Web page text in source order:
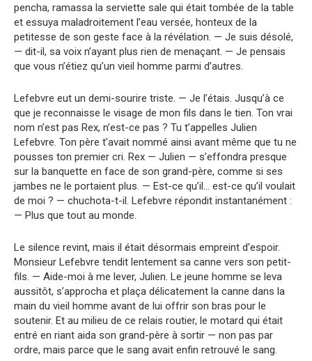
pencha, ramassa la serviette sale qui était tombée de la table
et essuya maladroitement l’eau versée, honteux de la
petitesse de son geste face à la révélation. — Je suis désolé,
— dit-il, sa voix n’ayant plus rien de menaçant. — Je pensais
que vous n’étiez qu’un vieil homme parmi d’autres.
Lefebvre eut un demi-sourire triste. — Je l’étais. Jusqu’à ce
que je reconnaisse le visage de mon fils dans le tien. Ton vrai
nom n’est pas Rex, n’est-ce pas ? Tu t’appelles Julien
Lefebvre. Ton père t’avait nommé ainsi avant même que tu ne
pousses ton premier cri. Rex — Julien — s’effondra presque
sur la banquette en face de son grand-père, comme si ses
jambes ne le portaient plus. — Est-ce qu’il… est-ce qu’il voulait
de moi ? — chuchota-t-il. Lefebvre répondit instantanément :
— Plus que tout au monde.
Le silence revint, mais il était désormais empreint d’espoir.
Monsieur Lefebvre tendit lentement sa canne vers son petit-
fils. — Aide-moi à me lever, Julien. Le jeune homme se leva
aussitôt, s’approcha et plaça délicatement la canne dans la
main du vieil homme avant de lui offrir son bras pour le
soutenir. Et au milieu de ce relais routier, le motard qui était
entré en riant aida son grand-père à sortir — non pas par
ordre, mais parce que le sang avait enfin retrouvé le sang.